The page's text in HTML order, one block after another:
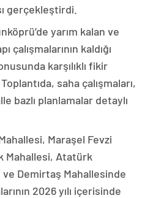
gerçekleştirdi.
yarım kalan ve
çalışmalarının kaldığı
karşılıklı fikir
saha çalışmaları,
bazlı planlamalar detaylı
Maraşel Fevzi
Mahallesi, Atatürk
ve Demirtaş Mahallesinde
2026 yılı içerisinde